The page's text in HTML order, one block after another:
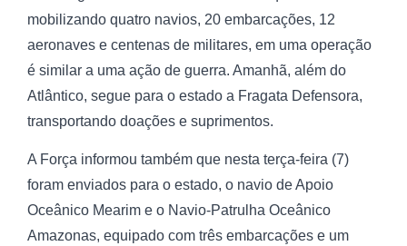
mobilizando quatro navios, 20 embarcações, 12
aeronaves e centenas de militares, em uma operação
é similar a uma ação de guerra. Amanhã, além do
Atlântico, segue para o estado a Fragata Defensora,
transportando doações e suprimentos.
A Força informou também que nesta terça-feira (7)
foram enviados para o estado, o navio de Apoio
Oceânico Mearim e o Navio-Patrulha Oceânico
Amazonas, equipado com três embarcações e um